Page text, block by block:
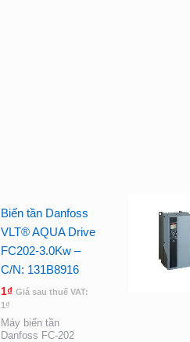
Biến tần Danfoss
VLT® AQUA Drive
FC202-3.0Kw –
C/N: 131B8916
1₫ Giá sau thuế VAT:
1 ₫
Máy biến tần
Danfoss FC-202